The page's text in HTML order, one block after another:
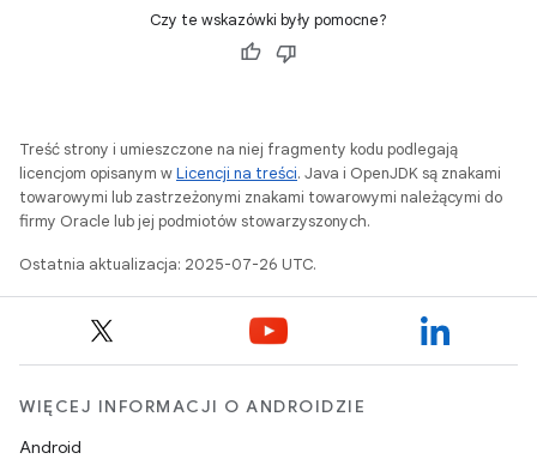
Czy te wskazówki były pomocne?
Treść strony i umieszczone na niej fragmenty kodu podlegają
licencjom opisanym wLicencji na treści. Java i OpenJDK są znakami
towarowymi lub zastrzeżonymi znakami towarowymi należącymi do
firmy Oracle lub jej podmiotów stowarzyszonych.
Ostatnia aktualizacja: 2025-07-26 UTC.
WIĘCEJ INFORMACJI O ANDROIDZIE
Android